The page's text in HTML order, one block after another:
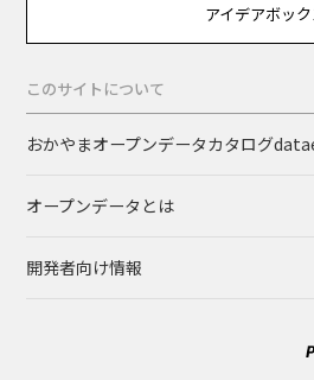
アイデアボック
このサイトについて
おかやまオープンデータカタログ
オープンデータとは
開発者向け情報